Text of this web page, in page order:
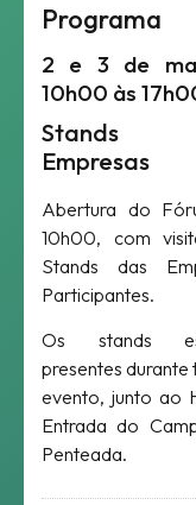
Programa
2 e 3 de
10h00 às
Stands
Empresas
Abertura do
10h00, com
Stands das
Participantes.
Os stands
presentes durante
evento, junto ao
Entrada do
Penteada.